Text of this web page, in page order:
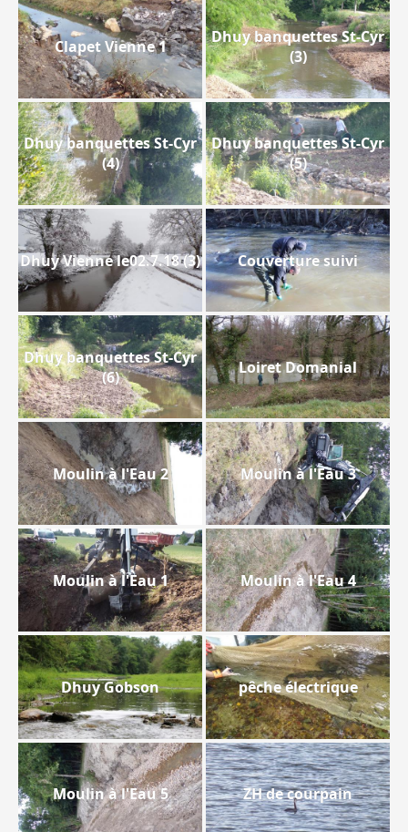
Clapet Vienne 1
Dhuy banquettes St-Cyr
(3)
Dhuy banquettes St-Cyr
(4)
Dhuy banquettes St-Cyr
(5)
Dhuy Vienne le02.7.18 (3) Couverture suivi
Dhuy banquettes St-Cyr
(6)
Loiret Domanial
Moulin à l'Eau 2 Moulin à l'Eau 3
Moulin à l'Eau 1 Moulin à l'Eau 4
Dhuy Gobson pêche électrique
Moulin à l'Eau 5 ZH de courpain